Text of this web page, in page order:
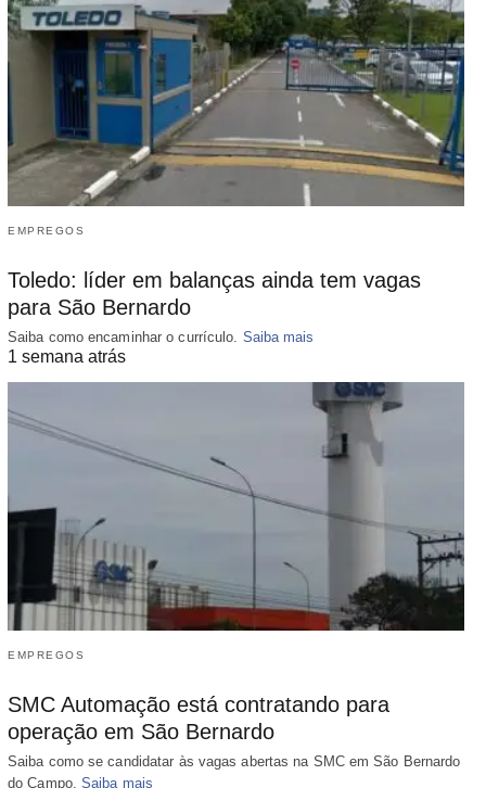
EMPREGOS
Toledo: líder em balanças ainda tem vagas
para São Bernardo
Saiba como encaminhar o currículo. Saiba mais
1 semana atrás
EMPREGOS
SMC Automação está contratando para
operação em São Bernardo
Saiba como se candidatar às vagas abertas na SMC em São Bernardo
do Campo. Saiba mais